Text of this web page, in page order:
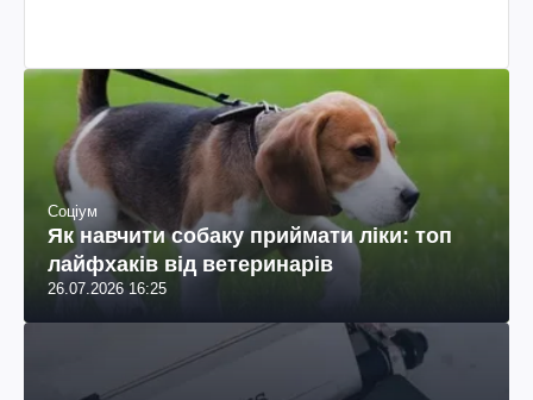
Соціум
Як навчити собаку приймати ліки: топ
лайфхаків від ветеринарів
26.07.2026 16:25